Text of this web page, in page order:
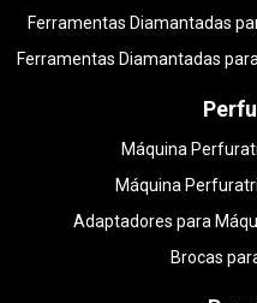
Ferramentas Diamantadas
Ferramentas Diamantadas
Máquina
Máquina
Adaptadores para
Brocas